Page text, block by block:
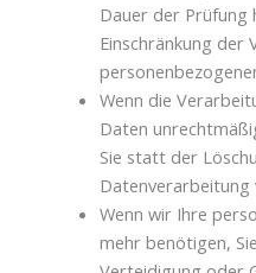
Dauer der Prüfung
Einschränkung der
Wenn die
Daten
Sie statt der
Datenverarbeitung
Wenn wir Ihre
mehr benötigen,